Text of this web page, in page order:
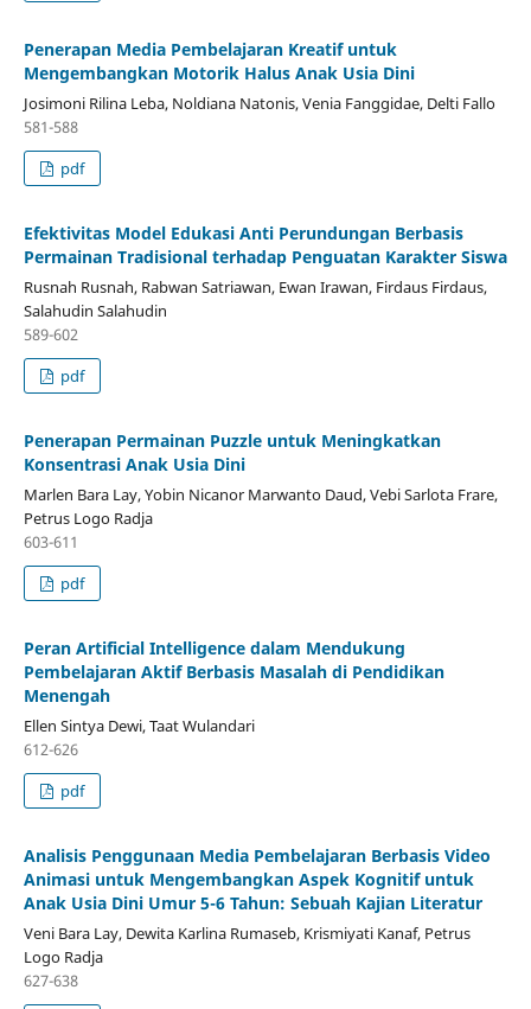
Penerapan Media Pembelajaran Kreatif untuk
Mengembangkan Motorik Halus Anak Usia Dini
Josimoni Rilina Leba, Noldiana Natonis, Venia Fanggidae, Delti Fallo
581-588
pdf
Efektivitas Model Edukasi Anti Perundungan Berbasis
Permainan Tradisional terhadap Penguatan Karakter Siswa
Rusnah Rusnah, Rabwan Satriawan, Ewan Irawan, Firdaus Firdaus,
Salahudin Salahudin
589-602
pdf
Penerapan Permainan Puzzle untuk Meningkatkan
Konsentrasi Anak Usia Dini
Marlen Bara Lay, Yobin Nicanor Marwanto Daud, Vebi Sarlota Frare,
Petrus Logo Radja
603-611
pdf
Peran Artificial Intelligence dalam Mendukung
Pembelajaran Aktif Berbasis Masalah di Pendidikan
Menengah
Ellen Sintya Dewi, Taat Wulandari
612-626
pdf
Analisis Penggunaan Media Pembelajaran Berbasis Video
Animasi untuk Mengembangkan Aspek Kognitif untuk
Anak Usia Dini Umur 5-6 Tahun: Sebuah Kajian Literatur
Veni Bara Lay, Dewita Karlina Rumaseb, Krismiyati Kanaf, Petrus
Logo Radja
627-638